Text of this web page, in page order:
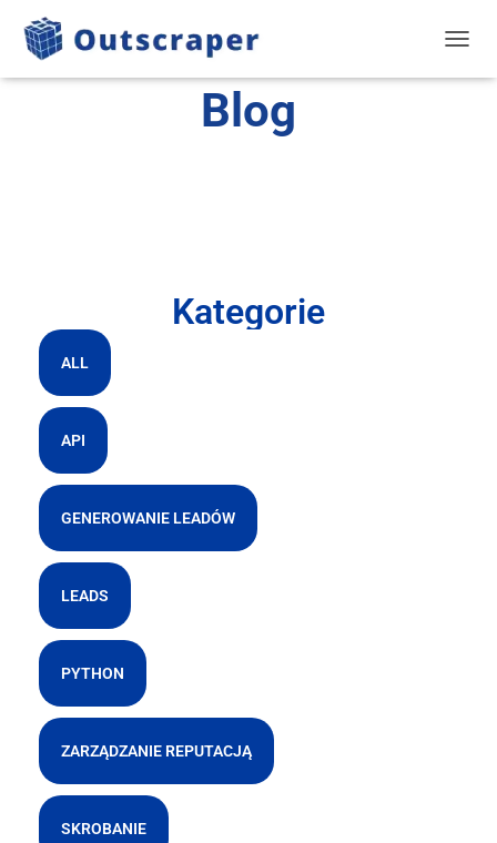
Blog
Kategorie
ALL
API
GENEROWANIE LEADÓW
LEADS
PYTHON
ZARZĄDZANIE REPUTACJĄ
SKROBANIE